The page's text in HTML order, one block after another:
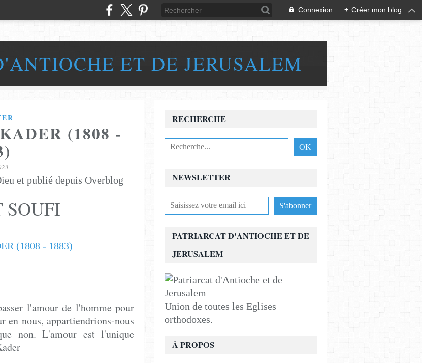
Connexion + Créer mon blog
ET DE JERUSALEM
(1808 -
et publié depuis Overblog
SOUFI
l'amour de l'homme pour
nous, appartiendrions-nous
non. L'amour est l'unique
NEWSLETTER
RECHERCHE
PATRIARCAT D'ANTIOCHE ET DE
JERUSALEM
Union de toutes les Eglises
orthodoxes.
À PROPOS